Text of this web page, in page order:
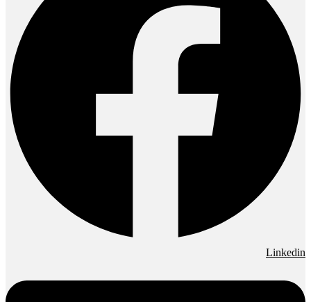
Linkedin